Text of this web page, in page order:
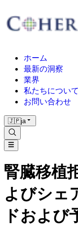
ホーム
最新の洞察
業界
私たちについて
お問い合わせ
🇯🇵ja
腎臓移植
よびシェ
ドおよ